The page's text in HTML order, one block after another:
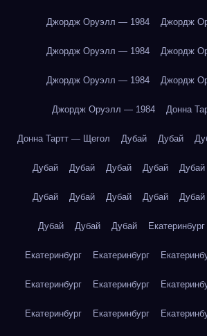
Джордж Оруэлл — 1984 Джордж
Джордж Оруэлл — 1984 Джордж
Джордж Оруэлл — 1984 Джордж
Джордж Оруэлл — 1984 Донна
Донна Тартт — Щегол Дубай Дубай
Дубай Дубай Дубай Дубай Дубай
Дубай Дубай Дубай Дубай Дубай
Дубай Дубай Дубай Екатеринбург
Екатеринбург Екатеринбург
Екатеринбург Екатеринбург
Екатеринбург Екатеринбург